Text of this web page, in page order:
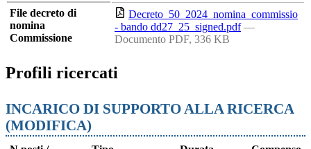
File decreto di
nomina
Commissione
Decreto_50_2024_nomina_commissio
- bando dd27_25_signed.pdf —
Documento PDF, 336 KB
Profili ricercati
INCARICO DI SUPPORTO ALLA RICERCA
(MODIFICA)